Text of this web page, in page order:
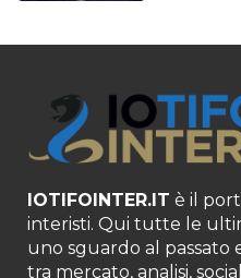
IOTIFOINTER.IT è il
interisti. Qui tutte le
uno sguardo al passato
tra mercato, analisi,